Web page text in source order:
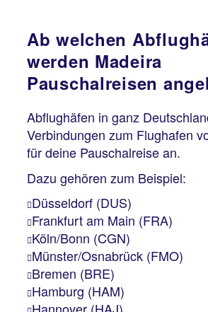
Ab welchen
werden Madeira
Pauschalreisen
Abflughäfen in ganz
Verbindungen zum Flughafen
für deine Pauschalreise an.
Dazu gehören zum Beispiel:
Düsseldorf (DUS)
Frankfurt am Main (FRA)
Köln/Bonn (CGN)
Münster/Osnabrück (FMO)
Bremen (BRE)
Hamburg (HAM)